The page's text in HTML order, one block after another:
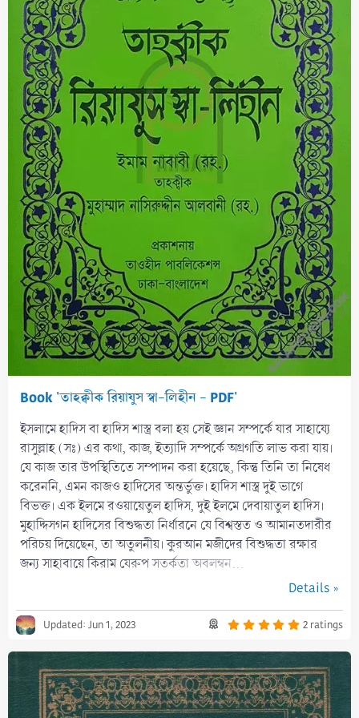
Book 'তাহক্বীক রিয়াযুস স্বা-লিহীন - PDF'
ইসলামে হাদিস বা হাদিস শাস্ত্র বলা হয় সেই জ্ঞান সম্পর্কে যার সাহায্যে
রাসুল্লাহ (সঃ) এর কথা, কাজ, ইত্যাদি সম্পর্কে অগ্রগতি লাভ করা যায়।
যে কাজ তার উপস্থিতিতে সম্পাদন করা হয়েছে, কিন্তু তিনি তা নিষেধ
করেননি, এমন কাজও হাদিসের অন্তর্ভুক্ত। হাদিস শাস্ত্র দুই ভাগে
বিভক্ত। এক ইলমে রওয়ায়েতুল হাদিস, দুই ইলমে দেবায়াতুল হাদিস।
মুহাদ্দিসগন হাদিসের বিশুদ্ধতা নির্ধারনে যে বিশ্বস্তত ও আমানতদারীর
পরিচয় দিয়েছেন, তা অতুলনীয়। কুরআন মজীদের বিশুদ্ধতা রক্ষার
জন্য সাহাবায়ে কিরাম যেরুপ সতর্কতা অবলম্বন...
Details »
Updated: Jun 1, 2023 5
0
s
t
a
r
(
2 ratings